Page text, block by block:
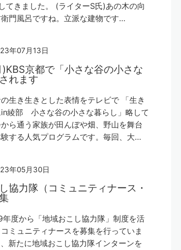
てきました。 (ライターS氏)あの木の向
門風呂ですね。立派な建物です…
年07月13日
)KBS京都で「小さな谷の小さな
れます
の生き生きとした表情をテレビで 「生き
in綾部 小さな谷の小さな暮らし」略して
から通う家族が田んぼや畑、野山を舞台
する人気プログラムです。毎回、大…
年05月30日
協力隊（コミュニティナース・
度から「地域おこし協力隊」制度を活
ミュニティナースを募集を行っていま
新たに地域おこし協力隊インターンを